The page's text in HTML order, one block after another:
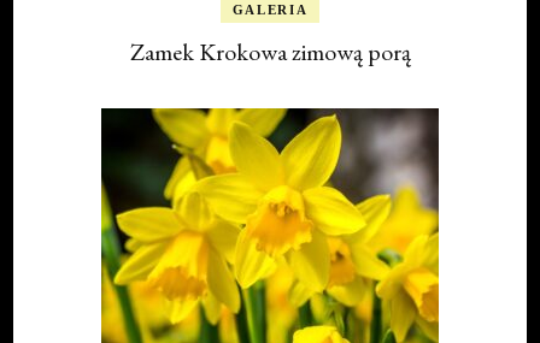
GALERIA
Zamek Krokowa zimową porą